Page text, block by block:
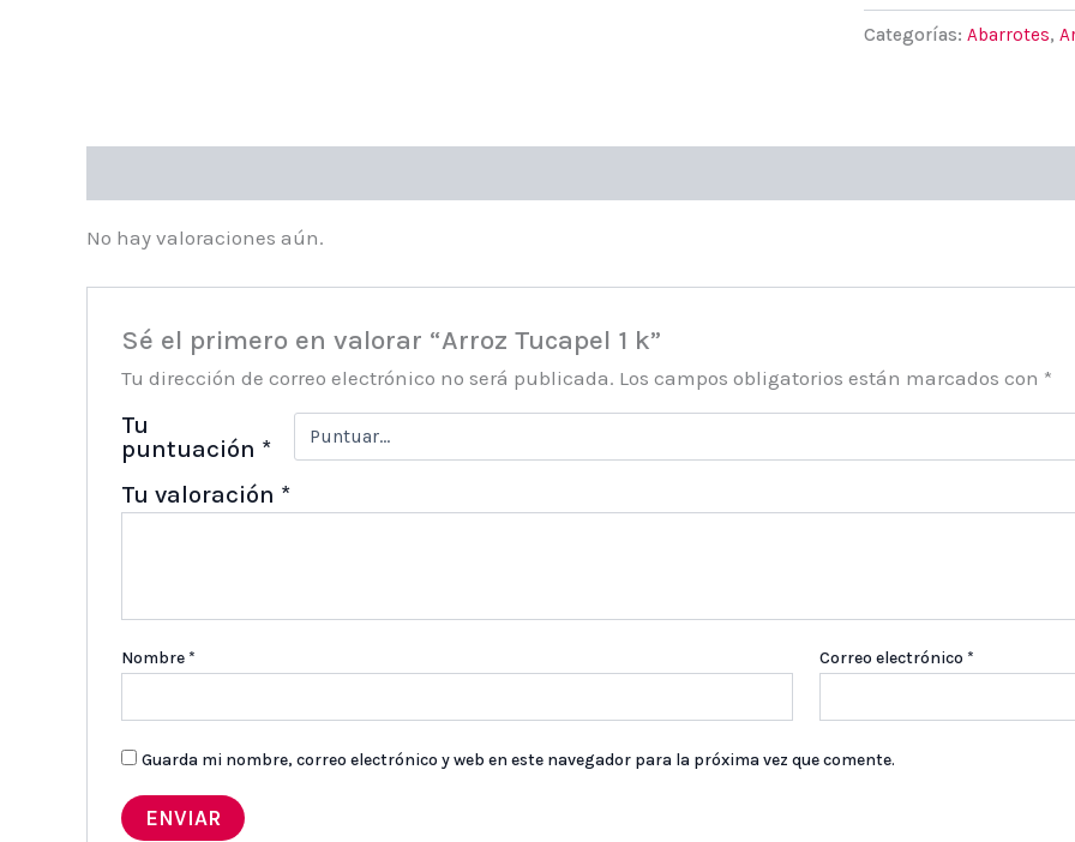
cantidad
Categorías: Abarrotes,
No hay valoraciones aún.
Sé el primero en valorar “Arroz Tucapel 1 k”
Tu dirección de correo electrónico no será publicada. Los campos obligatorios están marcados con *
Tu
puntuación *
Tu valoración *
Nombre * Correo electrónico *
Guarda mi nombre, correo electrónico y web en este navegador para la próxima vez que comente.